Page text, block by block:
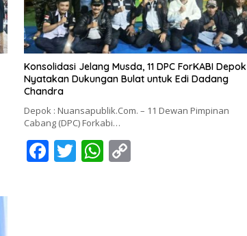
Konsolidasi Jelang Musda, 11 DPC ForKABI Depok
Nyatakan Dukungan Bulat untuk Edi Dadang
Chandra
Depok : Nuansapublik.Com. – 11 Dewan Pimpinan
Cabang (DPC) Forkabi…
F T W C